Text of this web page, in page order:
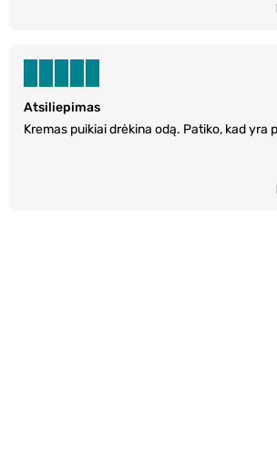
Atsiliepimas
Kremas puikiai drėkina odą. Patiko, kad yra